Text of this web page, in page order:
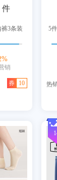
件
3条装
%
销
券 10
5
热